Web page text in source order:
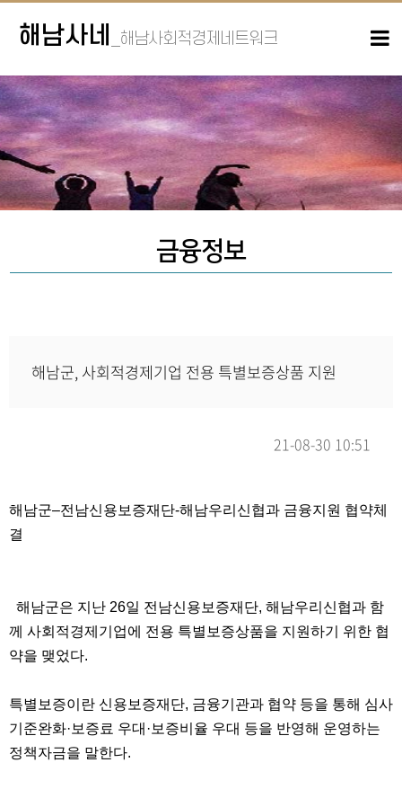
해남사네 _해남사회적경제네트워크
금융정보
해남군, 사회적경제기업 전용 특별보증상품 지원
21-08-30 10:51
해남군–전남신용보증재단-해남우리신협과 금융지원 협약체
결
해남군은 지난 26일 전남신용보증재단, 해남우리신협과 함
께 사회적경제기업에 전용 특별보증상품을 지원하기 위한 협
약을 맺었다.
특별보증이란 신용보증재단, 금융기관과 협약 등을 통해 심사
기준완화·보증료 우대·보증비율 우대 등을 반영해 운영하는
정책자금을 말한다.